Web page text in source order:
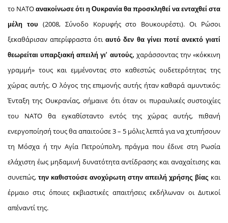
το ΝΑΤΟανακοίνωσε ότι η Ουκρανία θα προσκληθεί να ενταχθεί στα
μέλη του
(2008, Σύνοδο Κορυφής στο Βουκουρέστι). Οι Ρώσοι
ξεκαθάρισαν απερίφραστα ότιαυτό δεν θα γίνει ποτέ ανεκτό γιατί
θεωρείται υπαρξιακή απειλή γι’ αυτούς, χαράσσοντας την «κόκκινη
γραμμή» τους και εμμένοντας στο καθεστώς ουδετερότητας της
χώρας αυτής. Ο λόγος της επιμονής αυτής ήταν καθαρά αμυντικός:
Ένταξη της Ουκρανίας, σήμαινε ότι όταν οι πυραυλικές συστοιχίες
του ΝΑΤΟ θα εγκαθίσταντο εντός της χώρας αυτής, πιθανή
ενεργοποίησή τους θα απαιτούσε 3 – 5 μόλις λεπτά για να χτυπήσουν
τη Μόσχα ή την Αγία Πετρούπολη, πράγμα που έδινε στη Ρωσία
ελάχιστη έως μηδαμινή δυνατότητα αντίδρασης και αναχαίτισης και
συνεπώς, την καθιστούσε ανοχύρωτη στην απειλή χρήσης βίας και
έρμαιο στις όποιες εκβιαστικές απαιτήσεις εκδήλωναν οι Δυτικοί
απέναντί της.